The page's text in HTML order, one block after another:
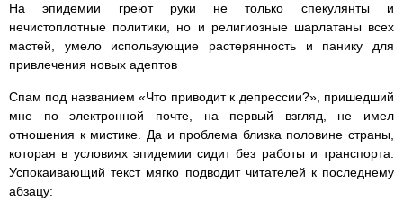
На эпидемии греют руки не только спекулянты и
нечистоплотные политики, но и религиозные шарлатаны всех
мастей, умело использующие растерянность и панику для
привлечения новых адептов
Спам под названием «Что приводит к депрессии?», пришедший
мне по электронной почте, на первый взгляд, не имел
отношения к мистике. Да и проблема близка половине страны,
которая в условиях эпидемии сидит без работы и транспорта.
Успокаивающий текст мягко подводит читателей к последнему
абзацу: